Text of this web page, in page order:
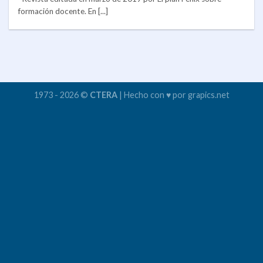
formación docente. En [...]
1973 - 2026 © CTERA| Hecho con ♥ por grapics.net